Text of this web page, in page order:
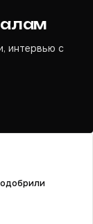
интервью с